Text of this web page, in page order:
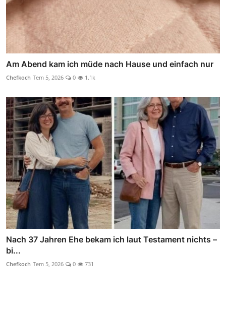
Am Abend kam ich müde nach Hause und einfach nur
Chefkoch Tem 5, 2026 0 1.1k
Nach 37 Jahren Ehe bekam ich laut Testament nichts –
bi...
Chefkoch Tem 5, 2026 0 731